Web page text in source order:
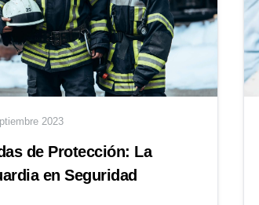
2023
de Protección: La
en Seguridad